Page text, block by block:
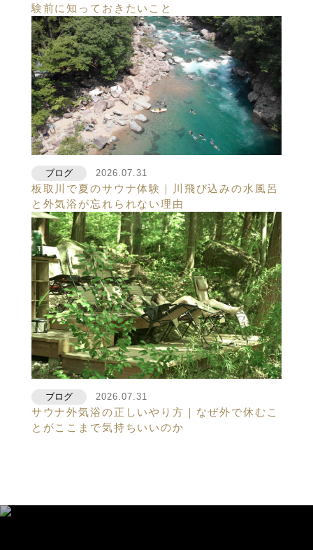
験前に知っておきたいこと
ブログ 2026.07.31
板取川で夏のサウナ体験｜川飛び込みの水風呂
と外気浴が忘れられない理由
ブログ 2026.07.31
サウナ外気浴の正しいやり方｜なぜ外で休むこ
とがここまで気持ちいいのか